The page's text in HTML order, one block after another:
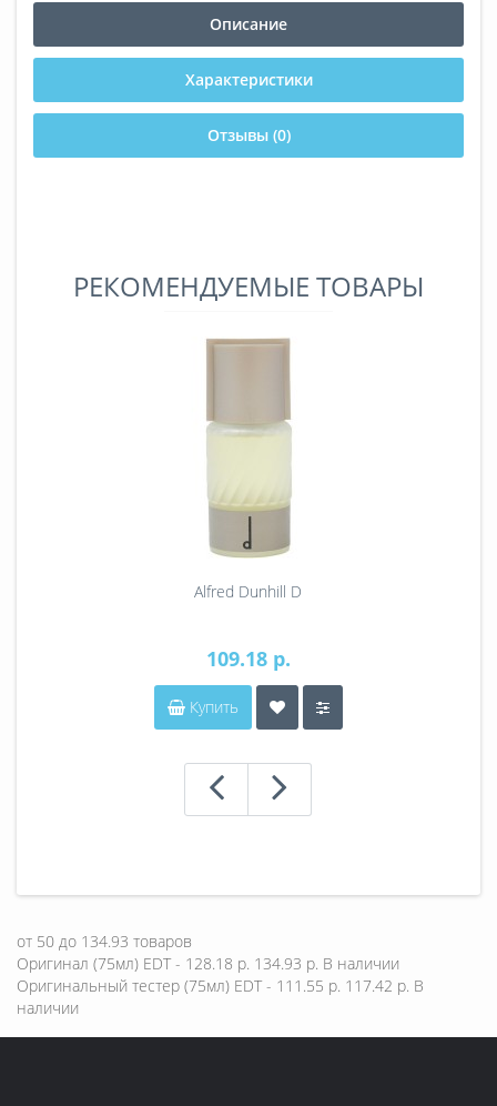
Описание
Характеристики
Отзывы (0)
РЕКОМЕНДУЕМЫЕ ТОВАРЫ
Alfred Dunhill D
109.18 р.
Купить
от 50 до 134.93 товаров
Оригинал (75мл) EDT - 128.18 р. 134.93 р. В наличии
Оригинальный тестер (75мл) EDT - 111.55 р. 117.42 р. В
наличии